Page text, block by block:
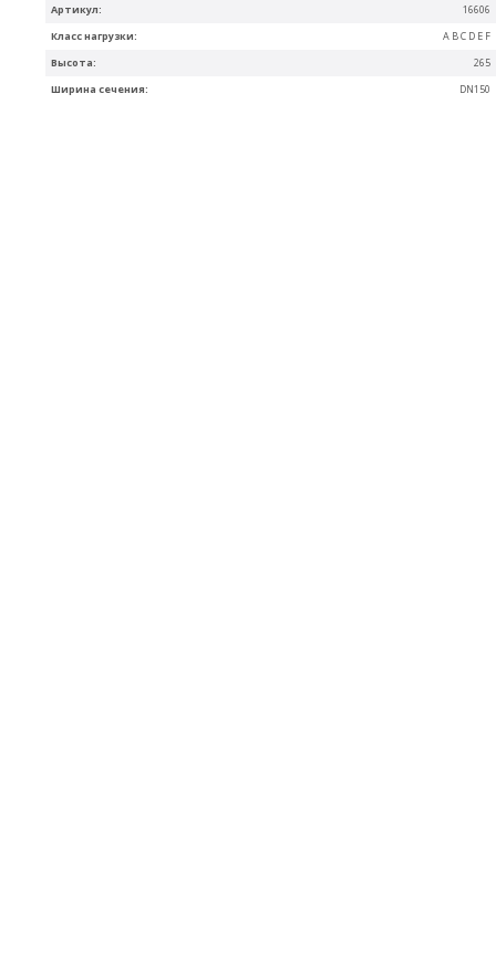
Артикул: 16606
Ширина сечения: DN150
Высота: 265
Класс нагрузки: A B C D E F